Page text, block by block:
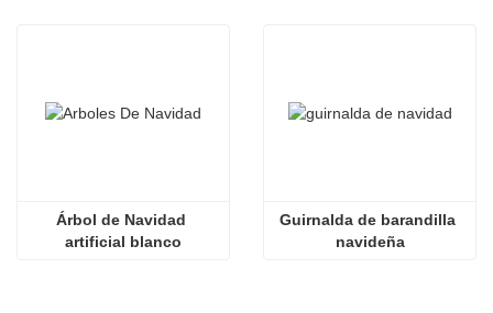
Árbol de Navidad
artificial blanco
Guirnalda de barandilla
navideña